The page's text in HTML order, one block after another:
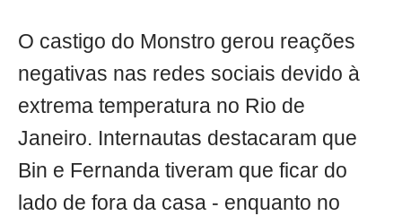
O castigo do Monstro gerou reações
negativas nas redes sociais devido à
extrema temperatura no Rio de
Janeiro. Internautas destacaram que
Bin e Fernanda tiveram que ficar do
lado de fora da casa - enquanto no